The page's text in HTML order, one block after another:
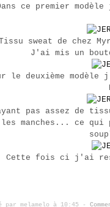
ce premier
sweat de chez
J'ai mis un
le deuxième
pas assez de
les manches... ce
Cette fois ci j'ai
par melamelo à 10:45 -